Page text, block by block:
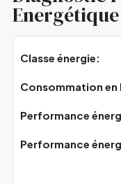
Energétique
Classe énergie:
Consommation en
Performance
Performance